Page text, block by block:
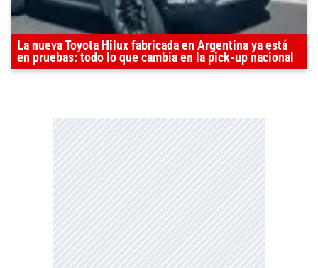
La nueva Toyota Hilux fabricada en Argentina ya está
en pruebas: todo lo que cambia en la pick-up nacional